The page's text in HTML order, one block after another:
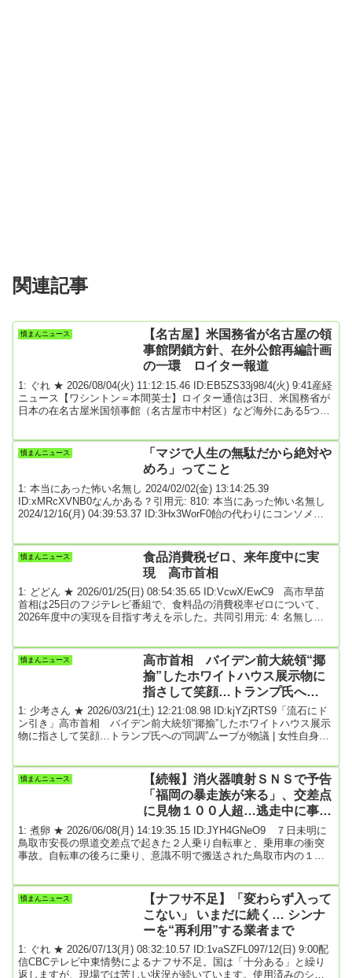
関連記事
憤まんニュース
【名古屋】米国務省が名古屋の領
事館閉鎖方針、在外公館再編計画
の一環 ロイター報道
1: ぐれ ★ 2026/08/04(火) 11:12:15.46 ID:EB5ZS33j98/4(火) 9:41産経
ニュース【ワシントン＝本間英士】ロイター通信は3日、米国務省が
日本の在名古屋米国領事館（名古屋市中村区）など海外にある5つの
で、「異例の措置」と伝えた。ロイターによると、閉鎖を検討して
いるのは名古屋の領事館に加え、カリブ海の島国グレナダの大使館
憤まんニュース
「マジで人生の無駄だから絶対や
めろ」ってこと
1: 本当にあった怖い名無し 2024/02/02(金) 13:14:25.39
ID:xMRcXVNB0なんかある？引用元: 810: 本当にあった怖い名無し
2024/12/16(月) 04:39:53.37 ID:3Hx3WorF0飴の代わりにコンソメキ
817: 本当にあった怖い名無し 2024/12/19(木) 15:05:...
憤まんニュース
食品消費税ゼロ、来年度中に実
現 高市首相
1: どどん ★ 2026/01/25(日) 08:54:35.65 ID:VcwX/EwC9 高市早苗
首相は25日のフジテレビ番組で、食料品の消費税率ゼロについて、
2026年度中の実現を目指す考えを示した。共同引用元: 4: 名無しど
ID:SXh8UARF0来年度www6: 名無しどんぶらこ 2026/01/2...
憤まんニュース
高市首相 バイデン前大統領“揶
揄”したホワイトハウス展示物に
指さして笑顔…トランプ氏へ
の“同調”ムーブが物議
1: 少考さん ★ 2026/03/21(土) 12:21:08.98 ID:kjYZjRTS9「流石にド
ン引き」高市首相 バイデン前大統領“揶揄”したホワイトハウス展示
物に指さして笑顔…トランプ氏への“同調”ムーブが物議 | 女性自身記
固かということが国内外に届いたのではないか。厳しいイラン情勢
の中、いかに沈静化に向けていくかという中で、日...
憤まんニュース
【続報】消火器噴射ＳＮＳで予告
「福岡の暴走族が来る」、交差点
に見物１００人超…逃走中に事
故・１人重体
1: 煮卵 ★ 2026/06/08(月) 14:19:35.15 ID:JYH4GNeO9 ７日未明に
鳥取市安長の県道交差点で起きた２人乗り自転車と、乗用車の衝突
事故。自転車の後ろに乗り、意識不明で搬送された鳥取市内の１０
が見物に集まる事態になっていた。読売新聞の記者が、前日６日午
後１１時半頃から交差点で待っていると、若者の姿が次第に目立つ
ように。小さな子どもを連れた家族連れ...
憤まんニュース
【ナフサ不足】「変わらず入って
こない」 いまだに続く… シンナ
ーを“再利用”する業者まで
1: ぐれ ★ 2026/07/13(月) 08:32:10.57 ID:1vaSZFL097/12(日) 9:00配
信CBCテレビ中東情勢によるナフサ不足。国は「十分ある」と繰り
返しますが、現場では苦しい状況が続いています。使用済みのシン